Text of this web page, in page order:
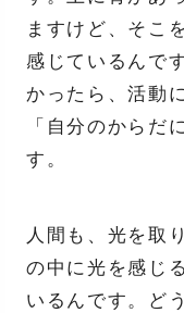
ますけど、そこ
感じているんで
かったら、活動
「自分のからだ
す。
人間も、光を取
の中に光を感じ
いるんです。ど